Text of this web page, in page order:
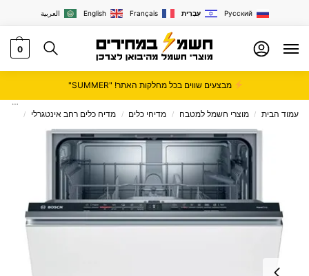
العربية English Français עִבְרִית Русский
0
מבצעים שווים בכל מחלקות האתר! "SUMMER"
עמוד הבית / מוצרי חשמל למטבח / מדיחי כלים / מדיח כלים רחב אינטגרלי /